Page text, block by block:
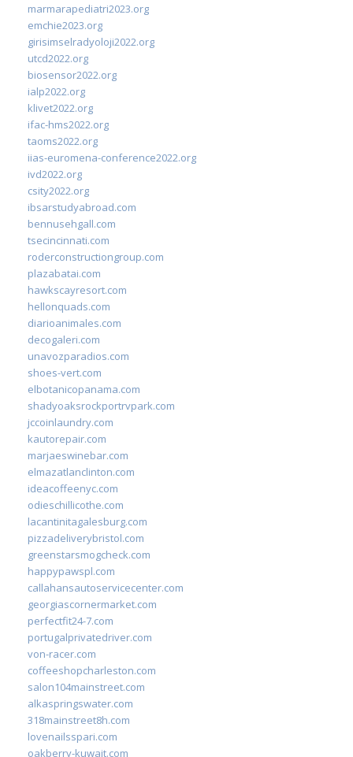
marmarapediatri2023.org
emchie2023.org
girisimselradyoloji2022.org
utcd2022.org
biosensor2022.org
ialp2022.org
klivet2022.org
ifac-hms2022.org
taoms2022.org
iias-euromena-conference2022.org
ivd2022.org
csity2022.org
ibsarstudyabroad.com
bennusehgall.com
tsecincinnati.com
roderconstructiongroup.com
plazabatai.com
hawkscayresort.com
hellonquads.com
diarioanimales.com
decogaleri.com
unavozparadios.com
shoes-vert.com
elbotanicopanama.com
shadyoaksrockportrvpark.com
jccoinlaundry.com
kautorepair.com
marjaeswinebar.com
elmazatlanclinton.com
ideacoffeenyc.com
odieschillicothe.com
lacantinitagalesburg.com
pizzadeliverybristol.com
greenstarsmogcheck.com
happypawspl.com
callahansautoservicecenter.com
georgiascornermarket.com
perfectfit24-7.com
portugalprivatedriver.com
von-racer.com
coffeeshopcharleston.com
salon104mainstreet.com
alkaspringswater.com
318mainstreet8h.com
lovenailsspari.com
oakberry-kuwait.com